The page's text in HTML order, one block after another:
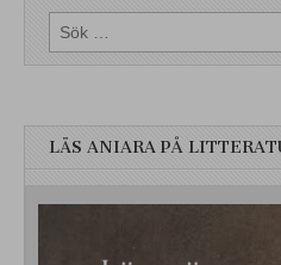
Sök
efter:
LÄS ANIARA PÅ